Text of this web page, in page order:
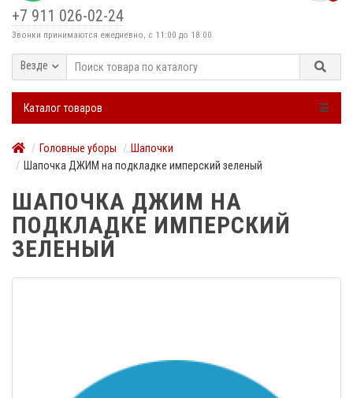
+7 911 026-02-24
Звонки принимаются ежедневно, с 11:00 до 18:00
Везде
Каталог товаров
Головные уборы
Шапочки
Шапочка ДЖИМ на подкладке имперский зеленый
ШАПОЧКА ДЖИМ НА
ПОДКЛАДКЕ ИМПЕРСКИЙ
ЗЕЛЕНЫЙ